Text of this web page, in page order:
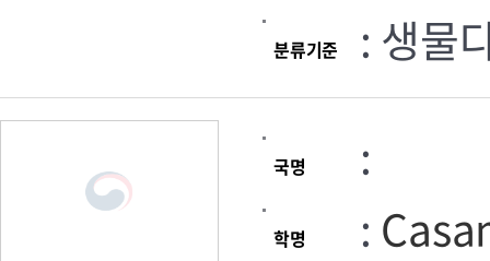
분류기준 : 생물
국명 :
학명 :